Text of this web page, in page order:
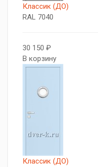
Классик (ДО)
RAL 7040
30 150 ₽
В корзину
Классик (ДО)